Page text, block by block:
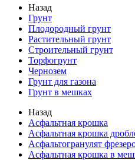
Назад
Грунт
Плодородный грунт
Растительный грунт
Строительный грунт
Торфогрунт
Чернозем
Грунт для газона
Грунт в мешках
Назад
Асфальтная крошка
Асфальтная крошка
Асфальтогранулят
Асфальтная крошка в